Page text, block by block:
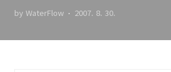
by WaterFlow 2007. 8. 30.